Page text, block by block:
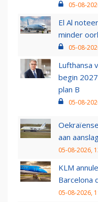
05-08-
El Al
minder
05-08-
Lufthansa
begin
plan B
05-08-
aan
05-08-2026,
KLM
Barcelona
05-08-2026,